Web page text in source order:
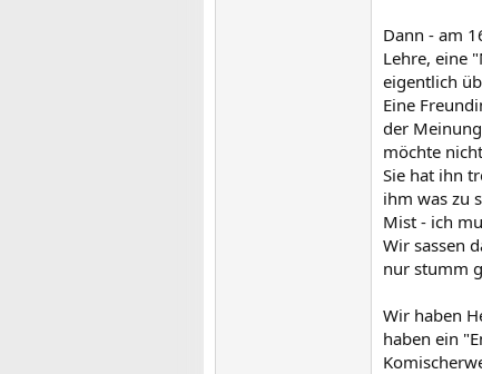
Dann - am
Lehre, eine
eigentlich
Eine
der
möchte
Sie hat ihn
ihm was zu
Mist - ich
Wir sassen
nur stumm
Wir haben
haben ein